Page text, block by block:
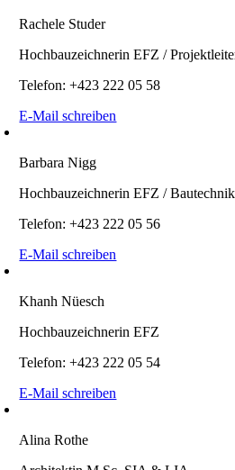
Rachele Studer
Hochbauzeichnerin EFZ /
Telefon: +423 222 05 58
E-Mail schreiben
Barbara Nigg
Hochbauzeichnerin EFZ /
Telefon: +423 222 05 56
E-Mail schreiben
Khanh Nüesch
Hochbauzeichnerin EFZ
Telefon: +423 222 05 54
E-Mail schreiben
Alina Rothe